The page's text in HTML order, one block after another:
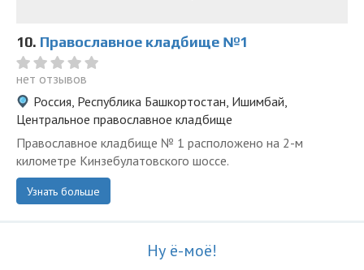
10. Православное кладбище №1
нет отзывов
Россия, Республика Башкортостан, Ишимбай,
Центральное православное кладбище
Православное кладбище № 1 расположено на 2-м
километре Кинзебулатовского шоссе.
Узнать больше
Ну ё-моё!